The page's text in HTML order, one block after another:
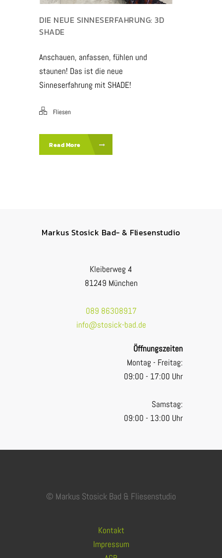
DIE NEUE SINNESERFAHRUNG: 3D
SHADE
Anschauen, anfassen, fühlen und
staunen! Das ist die neue
Sinneserfahrung mit SHADE!
Fliesen
Read More
Markus Stosick Bad- & Fliesenstudio
Kleiberweg 4
81249 München
089 86308917
info@stosick-bad.de
Öffnungszeiten
Montag - Freitag:
09:00 - 17:00 Uhr
Samstag:
09:00 - 13:00 Uhr
© Markus Stosick Bad & Fliesenstudio
Kontakt
Impressum